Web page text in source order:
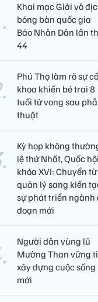
Khai mạc Giải vô
bóng bàn quốc gia
Báo Nhân Dân lần
44
Phú Thọ làm rõ sự
khoa khiến bé trai 8
tuổi tử vong sau
thuật
Kỳ họp không
lệ thứ Nhất, Quốc hội
khóa XVI: Chuyển từ
quản lý sang kiến
sự phát triển
đoạn mới
Người dân vùng lũ
Mường Than vững
xây dựng cuộc sống
mới